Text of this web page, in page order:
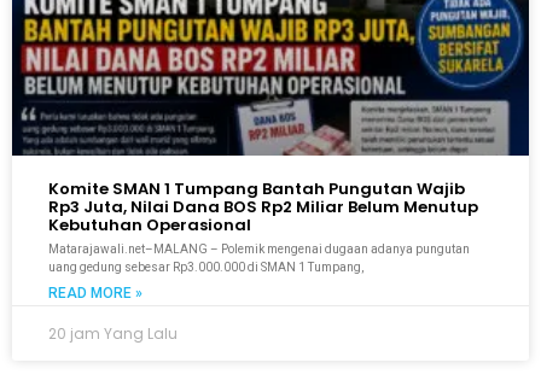
Komite SMAN 1 Tumpang Bantah Pungutan Wajib
Rp3 Juta, Nilai Dana BOS Rp2 Miliar Belum Menutup
Kebutuhan Operasional
Matarajawali.net–MALANG – Polemik mengenai dugaan adanya pungutan
uang gedung sebesar Rp3.000.000 di SMAN 1 Tumpang,
READ MORE »
20 jam Yang Lalu